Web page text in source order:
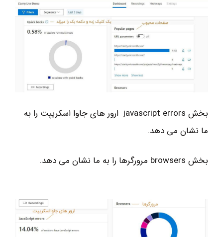
بخش javascript errors ارور های جاوا اسکریپت را به
ما نشان می دهد.
بخش browsers مرورگرها را به ما نشان می دهد.